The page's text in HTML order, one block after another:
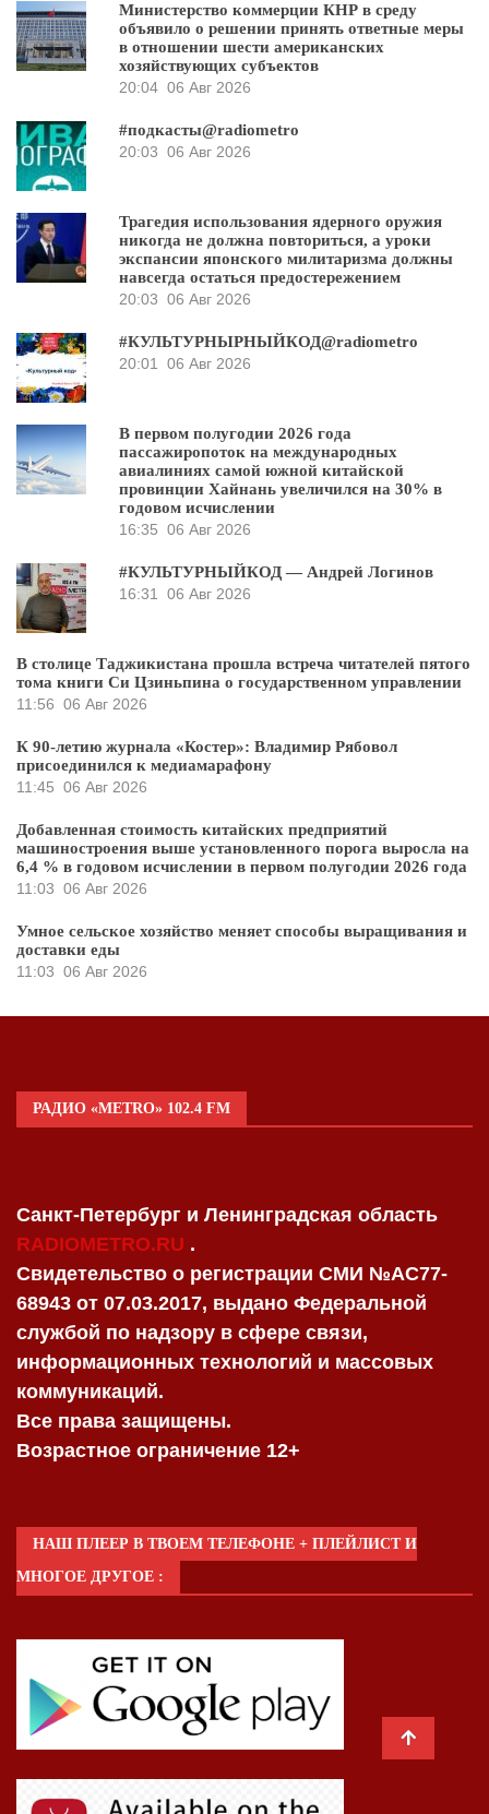
Министерство коммерции КНР в среду
объявило о решении принять ответные меры
в отношении шести американских
хозяйствующих субъектов
20:04 06 Авг 2026
#подкасты@radiometro
20:03 06 Авг 2026
Трагедия использования ядерного оружия
никогда не должна повториться, а уроки
экспансии японского милитаризма должны
навсегда остаться предостережением
20:03 06 Авг 2026
#КУЛЬТУРНЫРНЫЙКОД@radiometro
20:01 06 Авг 2026
В первом полугодии 2026 года
пассажиропоток на международных
авиалиниях самой южной китайской
провинции Хайнань увеличился на 30% в
годовом исчислении
16:35 06 Авг 2026
#КУЛЬТУРНЫЙКОД — Андрей Логинов
16:31 06 Авг 2026
В столице Таджикистана прошла встреча читателей пятого
тома книги Си Цзиньпина о государственном управлении
11:56 06 Авг 2026
К 90-летию журнала «Костер»: Владимир Рябовол
присоединился к медиамарафону
11:45 06 Авг 2026
Добавленная стоимость китайских предприятий
машиностроения выше установленного порога выросла на
6,4 % в годовом исчислении в первом полугодии 2026 года
11:03 06 Авг 2026
Умное сельское хозяйство меняет способы выращивания и
доставки еды
11:03 06 Авг 2026
РАДИО «METRO» 102.4 FM
Санкт-Петербург и Ленинградская область
RADIOMETRO.RU .
Свидетельство о регистрации СМИ №AC77-
68943 от 07.03.2017, выдано Федеральной
службой по надзору в сфере связи,
информационных технологий и массовых
коммуникаций.
Все права защищены.
Возрастное ограничение 12+
НАШ ПЛЕЕР В ТВОЕМ ТЕЛЕФОНЕ + ПЛЕЙЛИСТ И
МНОГОЕ ДРУГОЕ :